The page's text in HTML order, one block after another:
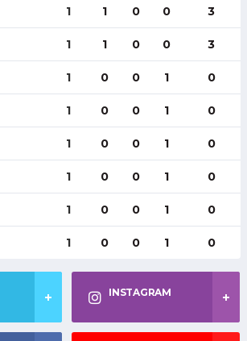
1 1 0 0 3
1 1 0 0 3
1 0 0 1 0
1 0 0 1 0
1 0 0 1 0
1 0 0 1 0
1 0 0 1 0
1 0 0 1 0
INSTAGRAM